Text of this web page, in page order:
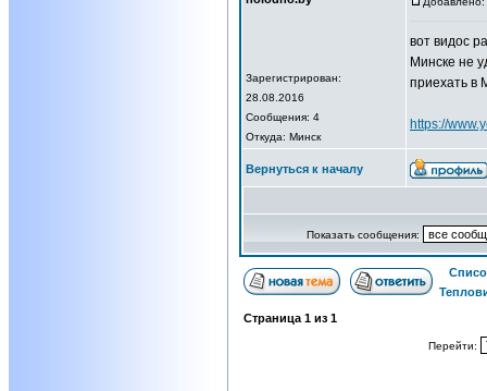
Зарегистрирован:
28.08.2016
Сообщения: 4
Откуда: Минск
вот видос
Минске не
приехать в
https://
Вернуться к началу
Показать сообщения:
Страница 1 из 1
Перейти: